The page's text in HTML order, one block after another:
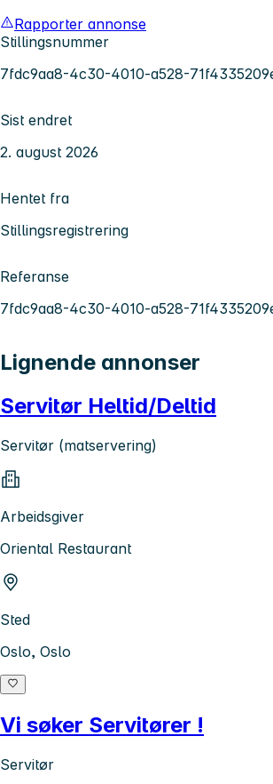
Rapporter annonse
Stillingsnummer
7fdc9aa8-4c30-4010-a528-
Sist endret
2. august 2026
Hentet fra
Stillingsregistrering
Referanse
7fdc9aa8-4c30-4010-a528-
Lignende annonser
Servitør Heltid/Deltid
Servitør (matservering)
Arbeidsgiver
Oriental Restaurant
Sted
Oslo, Oslo
Vi søker Servitører !
Servitør